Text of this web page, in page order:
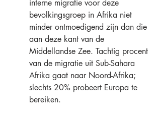
interne migratie voor deze
bevolkingsgroep in Afrika niet
minder ontmoedigend zijn dan die
aan deze kant van de
Middellandse Zee. Tachtig procent
van de migratie uit Sub-Sahara
Afrika gaat naar Noord-Afrika;
slechts 20% probeert Europa te
bereiken.